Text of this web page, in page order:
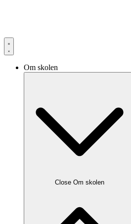
Om skolen
Close Om skolen